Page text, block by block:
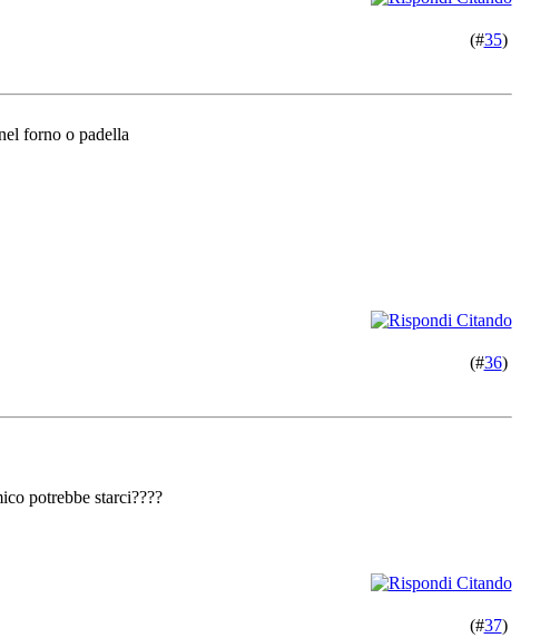
(#35)
forno o padella
(#36)
potrebbe starci????
(#37)